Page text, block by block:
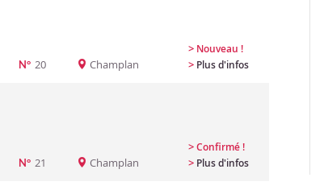
Champlan
N° 20
> Nouveau !
> Plus d'infos
Champlan
N° 21
>Confirmé !
> Plus d'infos